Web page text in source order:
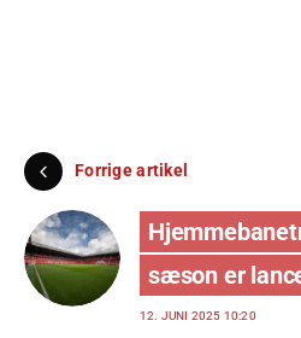
Forrige artikel
sæson er
12. JUNI 2025 10:20